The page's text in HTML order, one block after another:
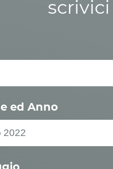
ed Anno